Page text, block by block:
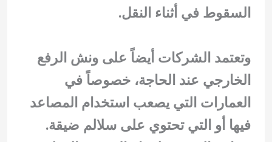
السقوط في أثناء النقل.
وتعتمد الشركات أيضاً على ونش الرفع
الخارجي عند الحاجة، خصوصاً في
العمارات التي يصعب استخدام المصاعد
فيها أو التي تحتوي على سلالم ضيقة.